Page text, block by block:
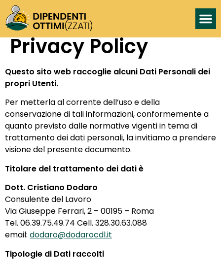
Privacy Policy
Questo sito web raccoglie alcuni Dati Personali dei
propri Utenti.
Per metterla al corrente dell’uso e della
conservazione di tali informazioni, conformemente a
quanto previsto dalle normative vigenti in tema di
trattamento dei dati personali, la invitiamo a prendere
visione del presente documento.
Titolare del trattamento dei dati è
Dott. Cristiano Dodaro
Consulente del Lavoro
Via Giuseppe Ferrari, 2 – 00195 – Roma
Tel. 06.39.75.49.74 Cell. 328.30.63.088
email: dodaro@dodarocdl.it
Tipologie di Dati raccolti